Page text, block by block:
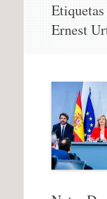
contenidoErnest